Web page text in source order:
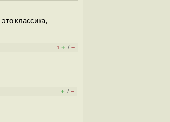
классика,
–1 + / –
+ / –